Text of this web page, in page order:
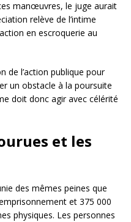
manœuvres, le juge aurait
relève de l’intime
en escroquerie au
de l’action publique pour
un obstacle à la poursuite
doit donc agir avec célérité
et les
des mêmes peines que
et 375 000
physiques. Les personnes